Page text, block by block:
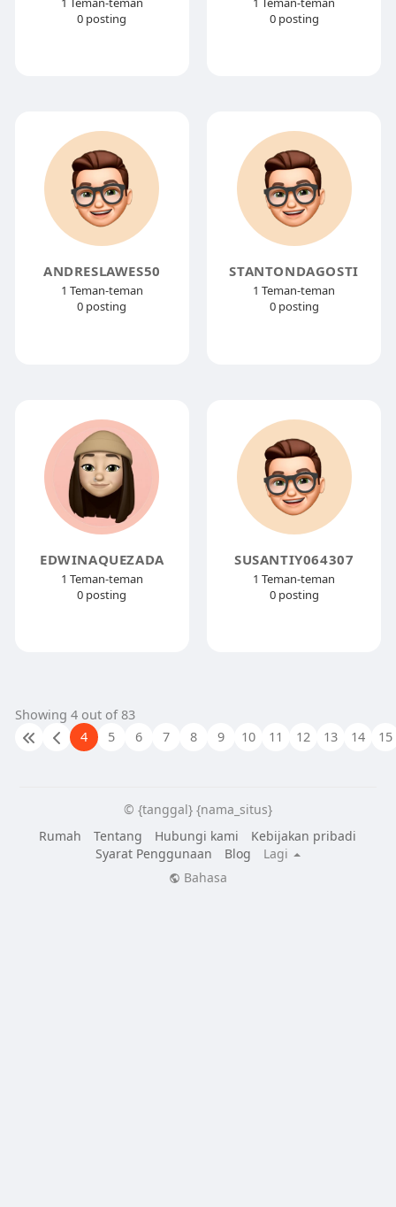
0 posting
0 posting
ANDRESLAWES50
1 Teman-teman
0 posting
STANTONDAGOSTI
1 Teman-teman
0 posting
EDWINAQUEZADA
1 Teman-teman
0 posting
SUSANTIY064307
1 Teman-teman
0 posting
Showing 4 out of 83
4
5 6 7 8 9 10 11 12 13 14 15
© {tanggal} {nama_situs}
Rumah
Tentang Hubungi kami
Kebijakan pribadi
Syarat Penggunaan
Blog
Lagi
Bahasa